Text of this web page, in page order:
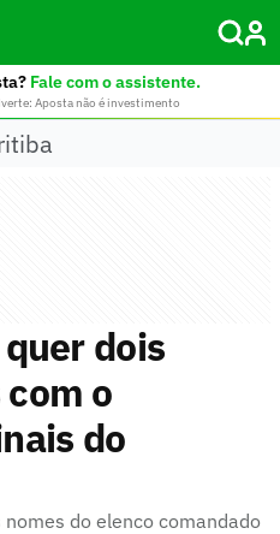
Fale com o assistente.
Aposta não é investimento
dois
o
do
do elenco comandado